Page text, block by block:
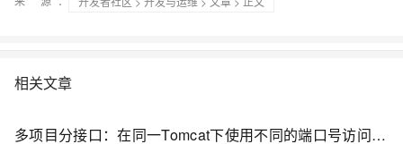
相关文章
多项目分接口：在同一Tomcat下使用不同的端口号访问不同的项目。